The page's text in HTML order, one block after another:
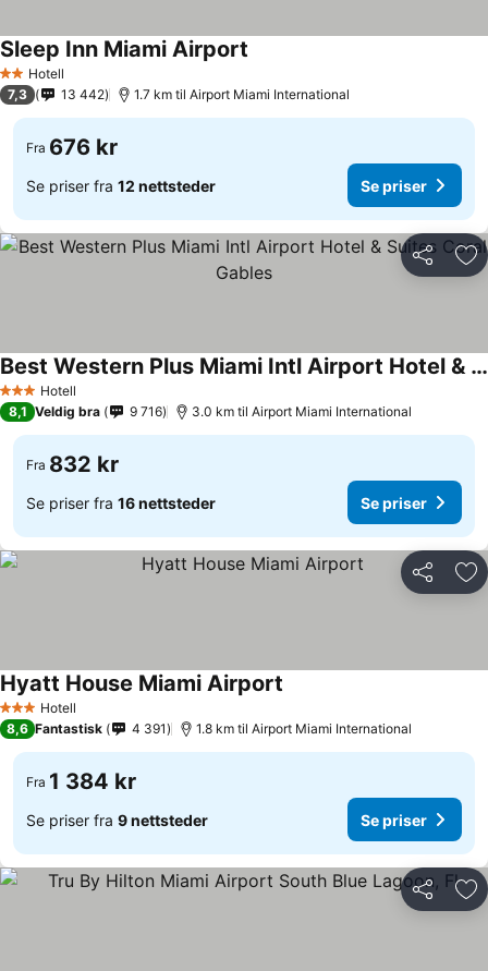
2 Stjerner
Hotell
Sleep Inn Miami Airport
7,3 13 442 1.7 km til Airport Miami International
Fra 676 kr
Se priser fra 12 nettsteder Se priser
Del
3 StjernerHotell
Best Western Plus Miami Intl Airport Hotel & Suites Coral Gables
8,1 Veldig bra 9 716 3.0 km til Airport Miami International
Fra 832 kr
Se priser fra 16 nettsteder Se priser
Del
3 StjernerHotell
Hyatt House Miami Airport
8,6 Fantastisk 4 391 1.8 km til Airport Miami International
Fra 1 384 kr
Se priser fra 9 nettsteder Se priser
Del